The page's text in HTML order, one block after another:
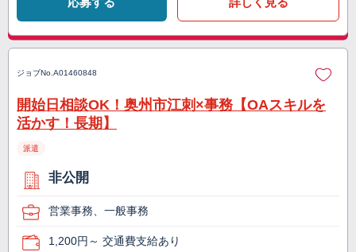
ジョブNo. A01460848
開始日相談OK！奥州市江刺×事務【OAスキルを
活かす！長期】
派遣
非公開
営業事務、一般事務
1,200円～ 交通費支給あり